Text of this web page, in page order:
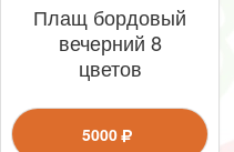
Плащ бордовый
вечерний 8
цветов
5000